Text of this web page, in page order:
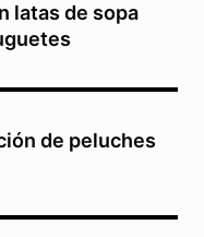
latas de sopa
de peluches